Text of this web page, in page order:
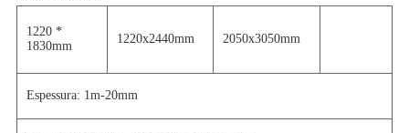
1220 *
1830mm
1220x2440mm 2050x3050mm
Espessura: 1m-20mm